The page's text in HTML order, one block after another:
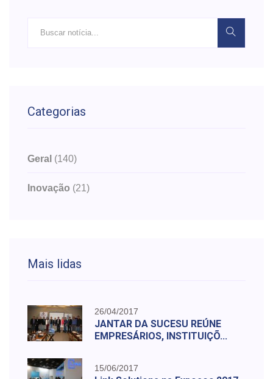
Categorias
Geral (140)
Inovação (21)
Mais lidas
26/04/2017
JANTAR DA SUCESU REÚNE
EMPRESÁRIOS, INSTITUIÇÕ...
15/06/2017